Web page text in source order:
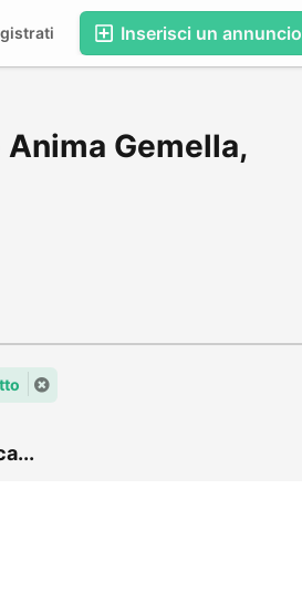
Inserisci un annuncio
Gemella,